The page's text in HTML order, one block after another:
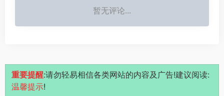
暂无评论...
重要提醒:请勿轻易相信各类网站的内容及广告!建议阅读:
温馨提示!